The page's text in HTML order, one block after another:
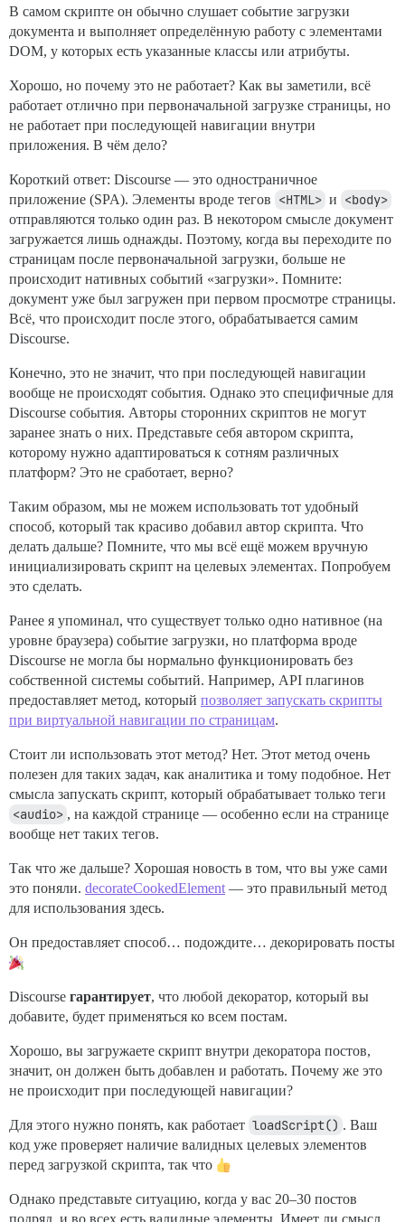
В самом скрипте он обычно слушает событие загрузки
документа и выполняет определённую работу с элементами
DOM, у которых есть указанные классы или атрибуты.
Хорошо, но почему это не работает? Как вы заметили, всё
работает отлично при первоначальной загрузке страницы, но
не работает при последующей навигации внутри
приложения. В чём дело?
Короткий ответ: Discourse — это одностраничное
приложение (SPA). Элементы вроде тегов <HTML> и <body>
отправляются только один раз. В некотором смысле документ
загружается лишь однажды. Поэтому, когда вы переходите по
страницам после первоначальной загрузки, больше не
происходит нативных событий «загрузки». Помните:
документ уже был загружен при первом просмотре страницы.
Всё, что происходит после этого, обрабатывается самим
Discourse.
Конечно, это не значит, что при последующей навигации
вообще не происходят события. Однако это специфичные для
Discourse события. Авторы сторонних скриптов не могут
заранее знать о них. Представьте себя автором скрипта,
которому нужно адаптироваться к сотням различных
платформ? Это не сработает, верно?
Таким образом, мы не можем использовать тот удобный
способ, который так красиво добавил автор скрипта. Что
делать дальше? Помните, что мы всё ещё можем вручную
инициализировать скрипт на целевых элементах. Попробуем
это сделать.
Ранее я упоминал, что существует только одно нативное (на
уровне браузера) событие загрузки, но платформа вроде
Discourse не могла бы нормально функционировать без
собственной системы событий. Например, API плагинов
предоставляет метод, который позволяет запускать скрипты
при виртуальной навигации по страницам.
Стоит ли использовать этот метод? Нет. Этот метод очень
полезен для таких задач, как аналитика и тому подобное. Нет
смысла запускать скрипт, который обрабатывает только теги
<audio> , на каждой странице — особенно если на странице
вообще нет таких тегов.
Так что же дальше? Хорошая новость в том, что вы уже сами
это поняли. decorateCookedElement — это правильный метод
для использования здесь.
Он предоставляет способ… подождите… декорировать посты
Discourse гарантирует, что любой декоратор, который вы
добавите, будет применяться ко всем постам.
Хорошо, вы загружаете скрипт внутри декоратора постов,
значит, он должен быть добавлен и работать. Почему же это
не происходит при последующей навигации?
Для этого нужно понять, как работает loadScript() . Ваш
код уже проверяет наличие валидных целевых элементов
перед загрузкой скрипта, так что
Однако представьте ситуацию, когда у вас 20–30 постов
подряд, и во всех есть валидные элементы. Имеет ли смысл